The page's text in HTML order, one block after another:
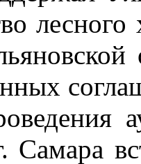
лесного
Самара